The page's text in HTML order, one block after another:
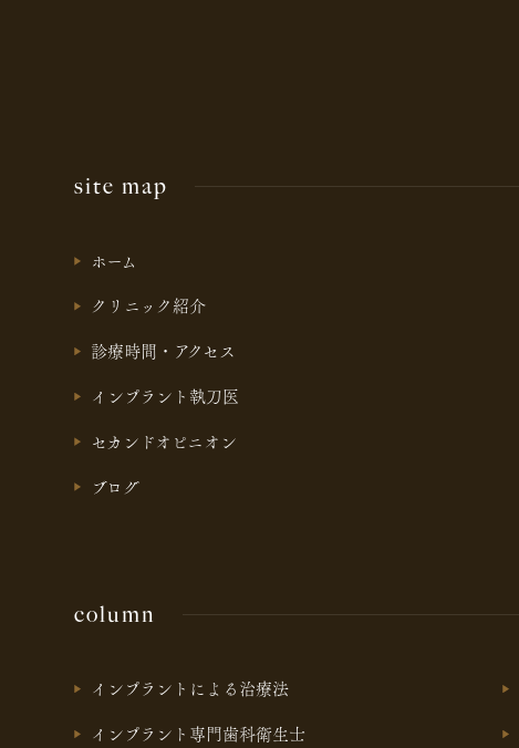
site map
ホーム
クリニック紹介
診療時間・アクセス
インプラント執刀医
セカンドオピニオン
ブログ
column
インプラントによる治療法
インプラント専門歯科衛生士